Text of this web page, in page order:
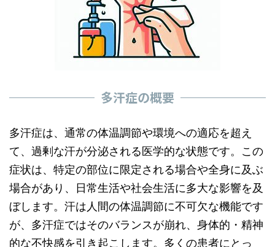
多汗症の概要
多汗症は、通常の体温調節や環境への適応を超え
て、過剰な汗が分泌される医学的な状態です。この
症状は、特定の部位に限定される場合や全身に及ぶ
場合があり、日常生活や社会生活に多大な影響を及
ぼします。汗は人間の体温調節に不可欠な機能です
が、多汗症ではそのバランスが崩れ、身体的・精神
的な不快感を引き起こします。多くの患者にとっ